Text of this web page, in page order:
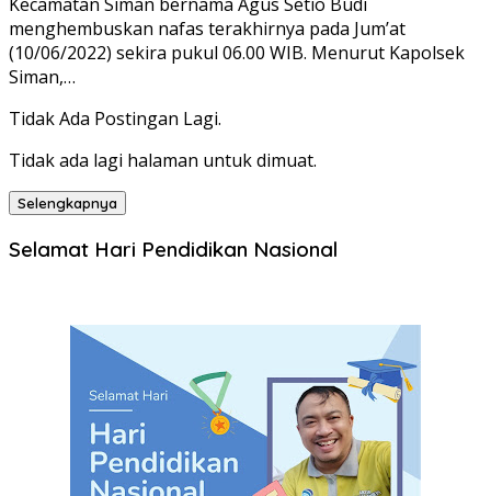
menghembuskan nafas terakhirnya pada Jum’at
(10/06/2022) sekira pukul 06.00 WIB. Menurut Kapolsek
Siman,…
Tidak Ada Postingan Lagi.
Tidak ada lagi halaman untuk dimuat.
Selengkapnya
Selamat Hari Pendidikan Nasional